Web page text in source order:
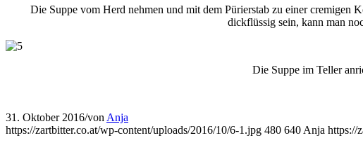
Die Suppe vom Herd nehmen und mit dem Pürierstab zu einer cremigen
dickflüssig sein, kann man
Die Suppe im Teller
31. Oktober 2016/von Anja
https://zartbitter.co.at/wp-content/uploads/2016/10/6-1.jpg 480 640 Anja https://